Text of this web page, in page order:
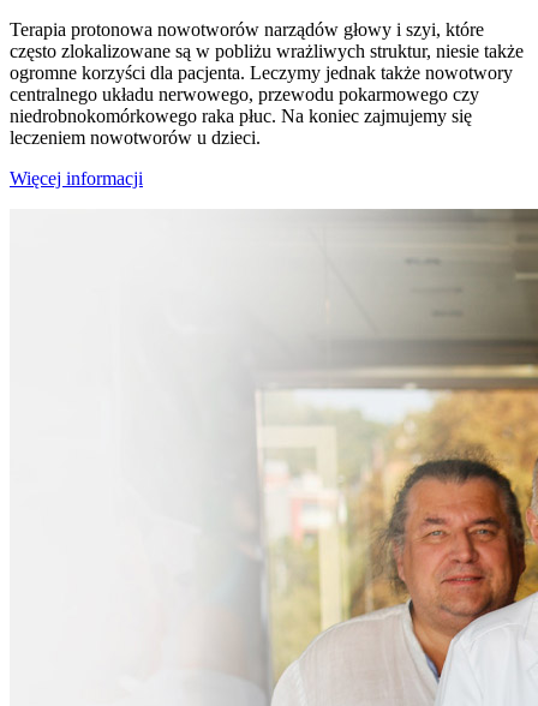
Terapia protonowa nowotworów narządów głowy i szyi, które
często zlokalizowane są w pobliżu wrażliwych struktur, niesie także
ogromne korzyści dla pacjenta. Leczymy jednak także nowotwory
centralnego układu nerwowego, przewodu pokarmowego czy
niedrobnokomórkowego raka płuc. Na koniec zajmujemy się
leczeniem nowotworów u dzieci.
Więcej informacji